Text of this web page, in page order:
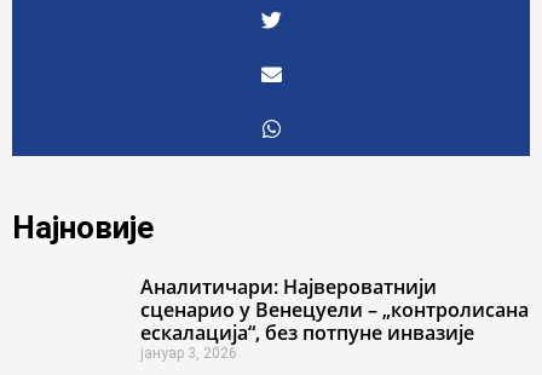
Најновије
Аналитичари: Највероватнији
сценарио у Венецуели – „контролисана
ескалација“, без потпуне инвазије
јануар 3, 2026